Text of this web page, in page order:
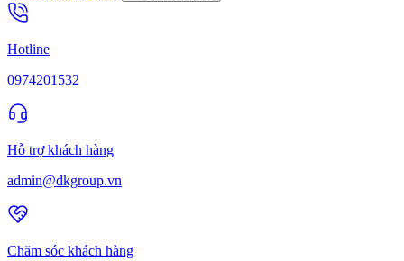
Hotline
0974201532
Hỗ trợ khách hàng
admin@dkgroup.vn
Chăm sóc khách hàng